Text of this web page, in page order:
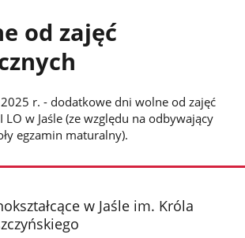
od zajęć
r. - dodatkowe dni wolne od zajęć
w Jaśle (ze względu na odbywający
egzamin maturalny).
w Jaśle im. Króla